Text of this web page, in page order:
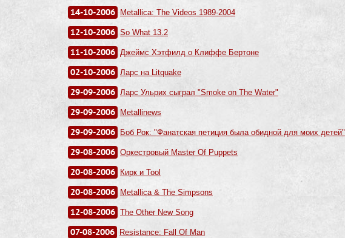
14-10-2006 Metallica: The Videos 1989-2004
12-10-2006 So What 13.2
11-10-2006 Джеймс Хэтфилд о Клиффе Бертоне
02-10-2006 Ларс на Litquake
29-09-2006 Ларс Ульрих сыграл "Smoke on The Water"
29-09-2006 Metallinews
29-09-2006 Боб Рок: "Фанатская петиция была обидной для моих детей"
29-08-2006 Оркестровый Master Of Puppets
20-08-2006 Кирк и Tool
20-08-2006 Metallica & The Simpsons
12-08-2006 The Other New Song
07-08-2006 Resistance: Fall Of Man